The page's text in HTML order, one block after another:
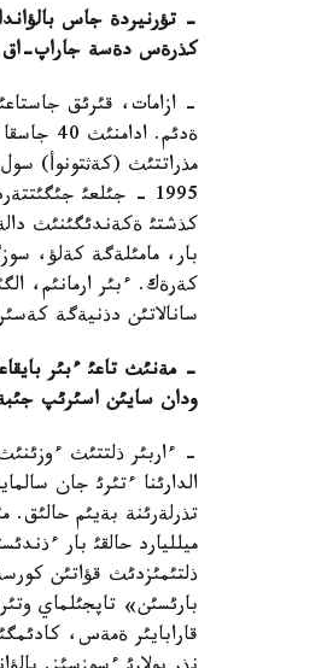
-تؤرنيردة جاس
كذرةس دةسة جاراپ-
- ازامات، قئرئق
ةدئم.
1995 - جئلعئ
كذشتئ ةكةندئگئنئث
بار، مامئلةگة كةلؤ،
كةرةك. ءبئر ارمانئم،
سانالاتئن دذنيةگة
-مةنئث تاعئ ءبئر
ودان سايئن اسئرئپ
- ءاربئر ذلتتئث ءوزئنئث
الدارئنا ءتئرئ جان
تذرلةرئنة بةيئم حالئق.
ميلليارد حالقئ بار
ذلتئمئزدئث قؤاتئن
بارئسئن» تاپجئلماي
قارابايئر ةمةس،